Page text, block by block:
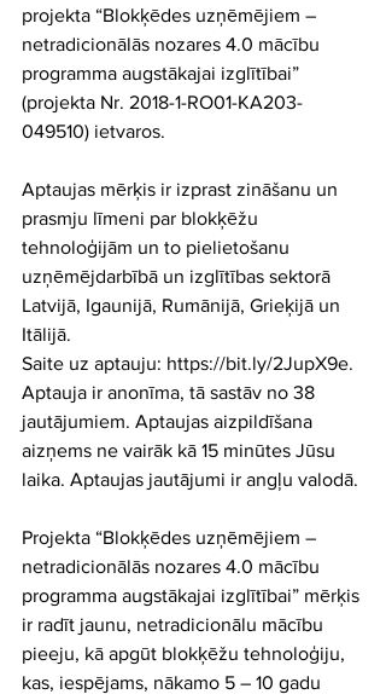
projekta “Blokķēdes uzņēmējiem –
netradicionālās nozares 4.0 mācību
programma augstākajai izglītībai”
(projekta Nr. 2018-1-RO01-KA203-
049510) ietvaros.
Aptaujas mērķis ir izprast zināšanu un
prasmju līmeni par blokķēžu
tehnoloģijām un to pielietošanu
uzņēmējdarbībā un izglītības sektorā
Latvijā, Igaunijā, Rumānijā, Grieķijā un
Itālijā.
Saite uz aptauju: https://bit.ly/2JupX9e.
Aptauja ir anonīma, tā sastāv no 38
jautājumiem. Aptaujas aizpildīšana
aizņems ne vairāk kā 15 minūtes Jūsu
laika. Aptaujas jautājumi ir angļu valodā.
Projekta “Blokķēdes uzņēmējiem –
netradicionālās nozares 4.0 mācību
programma augstākajai izglītībai” mērķis
ir radīt jaunu, netradicionālu mācību
pieeju, kā apgūt blokķēžu tehnoloģiju,
kas, iespējams, nākamo 5 – 10 gadu